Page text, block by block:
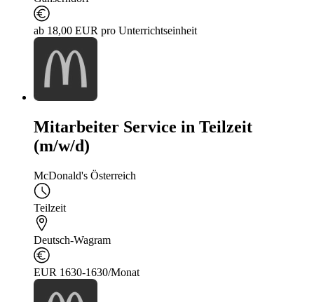
ab 18,00 EUR pro Unterrichtseinheit
Mitarbeiter Service in Teilzeit
(m/w/d)
McDonald's Österreich
Teilzeit
Deutsch-Wagram
EUR 1630-1630/Monat